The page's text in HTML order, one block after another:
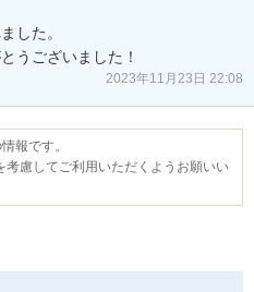
した。
うございました！
2023年11月23日 22:08
報です。
考慮してご利用いただくようお願いい